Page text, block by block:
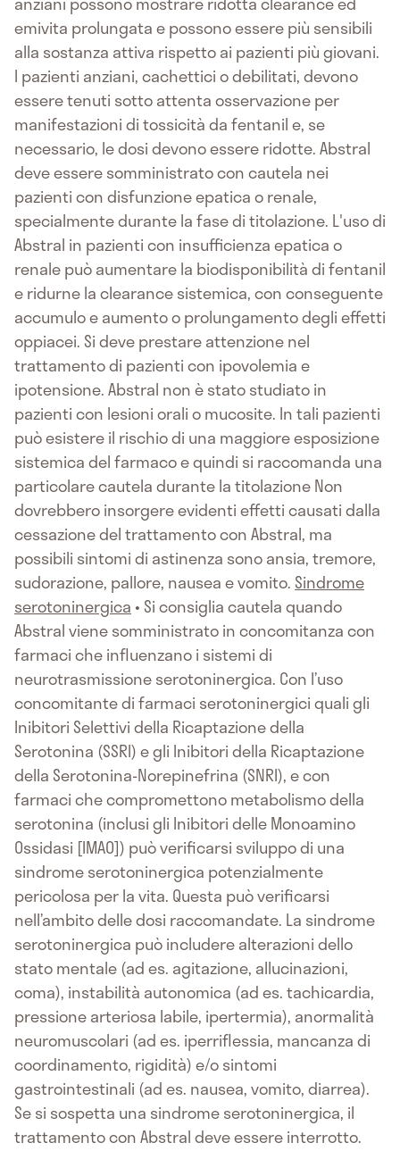
emivita prolungata e possono essere più sensibili
alla sostanza attiva rispetto ai pazienti più giovani.
I pazienti anziani, cachettici o debilitati, devono
essere tenuti sotto attenta osservazione per
manifestazioni di tossicità da fentanil e, se
necessario, le dosi devono essere ridotte. Abstral
deve essere somministrato con cautela nei
pazienti con disfunzione epatica o renale,
specialmente durante la fase di titolazione. L'uso di
Abstral in pazienti con insufficienza epatica o
renale può aumentare la biodisponibilità di fentanil
e ridurne la clearance sistemica, con conseguente
accumulo e aumento o prolungamento degli effetti
oppiacei. Si deve prestare attenzione nel
trattamento di pazienti con ipovolemia e
ipotensione. Abstral non è stato studiato in
pazienti con lesioni orali o mucosite. In tali pazienti
può esistere il rischio di una maggiore esposizione
sistemica del farmaco e quindi si raccomanda una
particolare cautela durante la titolazione Non
dovrebbero insorgere evidenti effetti causati dalla
cessazione del trattamento con Abstral, ma
possibili sintomi di astinenza sono ansia, tremore,
sudorazione, pallore, nausea e vomito. Sindrome
serotoninergica • Si consiglia cautela quando
Abstral viene somministrato in concomitanza con
farmaci che influenzano i sistemi di
neurotrasmissione serotoninergica. Con l’uso
concomitante di farmaci serotoninergici quali gli
Inibitori Selettivi della Ricaptazione della
Serotonina (SSRI) e gli Inibitori della Ricaptazione
della Serotonina-Norepinefrina (SNRI), e con
farmaci che compromettono metabolismo della
serotonina (inclusi gli Inibitori delle Monoamino
Ossidasi [IMAO]) può verificarsi sviluppo di una
sindrome serotoninergica potenzialmente
pericolosa per la vita. Questa può verificarsi
nell’ambito delle dosi raccomandate. La sindrome
serotoninergica può includere alterazioni dello
stato mentale (ad es. agitazione, allucinazioni,
coma), instabilità autonomica (ad es. tachicardia,
pressione arteriosa labile, ipertermia), anormalità
neuromuscolari (ad es. iperriflessia, mancanza di
coordinamento, rigidità) e/o sintomi
gastrointestinali (ad es. nausea, vomito, diarrea).
Se si sospetta una sindrome serotoninergica, il
trattamento con Abstral deve essere interrotto.